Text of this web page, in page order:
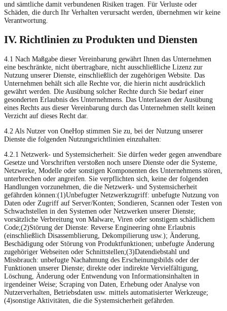
und sämtliche damit verbundenen Risiken tragen. Für Verluste oder
Schäden, die durch Ihr Verhalten verursacht werden, übernehmen wir keine
Verantwortung.
IV. Richtlinien zu Produkten und Diensten
4.1 Nach Maßgabe dieser Vereinbarung gewährt Ihnen das Unternehmen
eine beschränkte, nicht übertragbare, nicht ausschließliche Lizenz zur
Nutzung unserer Dienste, einschließlich der zugehörigen Website. Das
Unternehmen behält sich alle Rechte vor, die hierin nicht ausdrücklich
gewährt werden. Die Ausübung solcher Rechte durch Sie bedarf einer
gesonderten Erlaubnis des Unternehmens. Das Unterlassen der Ausübung
eines Rechts aus dieser Vereinbarung durch das Unternehmen stellt keinen
Verzicht auf dieses Recht dar.
4.2 Als Nutzer von OneHop stimmen Sie zu, bei der Nutzung unserer
Dienste die folgenden Nutzungsrichtlinien einzuhalten:
4.2.1 Netzwerk- und Systemsicherheit: Sie dürfen weder gegen anwendbare
Gesetze und Vorschriften verstoßen noch unsere Dienste oder die Systeme,
Netzwerke, Modelle oder sonstigen Komponenten des Unternehmens stören,
unterbrechen oder angreifen. Sie verpflichten sich, keine der folgenden
Handlungen vorzunehmen, die die Netzwerk- und Systemsicherheit
gefährden können:(1)Unbefugter Netzwerkzugriff: unbefugte Nutzung von
Daten oder Zugriff auf Server/Konten; Sondieren, Scannen oder Testen von
Schwachstellen in den Systemen oder Netzwerken unserer Dienste;
vorsätzliche Verbreitung von Malware, Viren oder sonstigem schädlichem
Code;(2)Störung der Dienste: Reverse Engineering ohne Erlaubnis
(einschließlich Disassemblierung, Dekompilierung usw.); Änderung,
Beschädigung oder Störung von Produktfunktionen; unbefugte Änderung
zugehöriger Webseiten oder Schnittstellen;(3)Datendiebstahl und
Missbrauch: unbefugte Nachahmung des Erscheinungsbilds oder der
Funktionen unserer Dienste; direkte oder indirekte Vervielfältigung,
Löschung, Änderung oder Entwendung von Informationsinhalten in
irgendeiner Weise; Scraping von Daten, Erhebung oder Analyse von
Nutzerverhalten, Betriebsdaten usw. mittels automatisierter Werkzeuge;
(4)sonstige Aktivitäten, die die Systemsicherheit gefährden.